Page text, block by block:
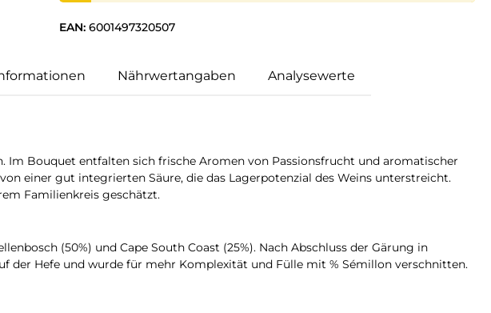
EAN: 6001497320507
Nährwertangaben Analysewerte
Im Bouquet entfalten sich frische Aromen von Passionsfrucht und aromatischer
einer gut integrierten Säure, die das Lagerpotenzial des Weins unterstreicht.
Familienkreis geschätzt.
(50%) und Cape South Coast (25%). Nach Abschluss der Gärung in
der Hefe und wurde für mehr Komplexität und Fülle mit % Sémillon verschnitten.